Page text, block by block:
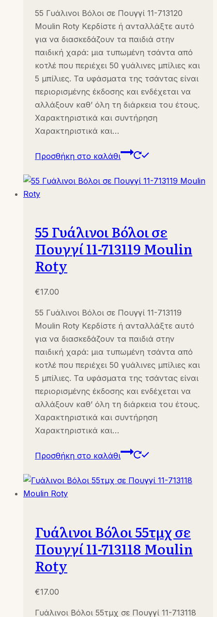
55 Γυάλινοι Βόλοι σε Πουγγί 11-713120
Moulin Roty Κερδίστε ή ανταλλάξτε αυτό
για να διασκεδάζουν τα παιδιά στην
παιδική χαρά: μια τυπωμένη τσάντα από
κοτλέ που περιέχει 50 γυάλινες μπίλιες και
5 μπίλιες. Τα υφάσματα της τσάντας είναι
περιορισμένης έκδοσης και ενδέχεται να
αλλάξουν καθ’ όλη τη διάρκεια του έτους.
Χαρακτηριστικά και συντήρηση
Χαρακτηριστικά και…
Προσθήκη στο καλάθι
55 Γυάλινοι Βόλοι σε
Πουγγί 11-713119 Moulin
Roty
€17.00
55 Γυάλινοι Βόλοι σε Πουγγί 11-713119
Moulin Roty Κερδίστε ή ανταλλάξτε αυτό
για να διασκεδάζουν τα παιδιά στην
παιδική χαρά: μια τυπωμένη τσάντα από
κοτλέ που περιέχει 50 γυάλινες μπίλιες και
5 μπίλιες. Τα υφάσματα της τσάντας είναι
περιορισμένης έκδοσης και ενδέχεται να
αλλάξουν καθ’ όλη τη διάρκεια του έτους.
Χαρακτηριστικά και συντήρηση
Χαρακτηριστικά και…
Προσθήκη στο καλάθι
Γυάλινοι Βόλοι 55τμχ σε
Πουγγί 11-713118 Moulin
Roty
€17.00
Γυάλινοι Βόλοι 55τμχ σε Πουγγί 11-713118